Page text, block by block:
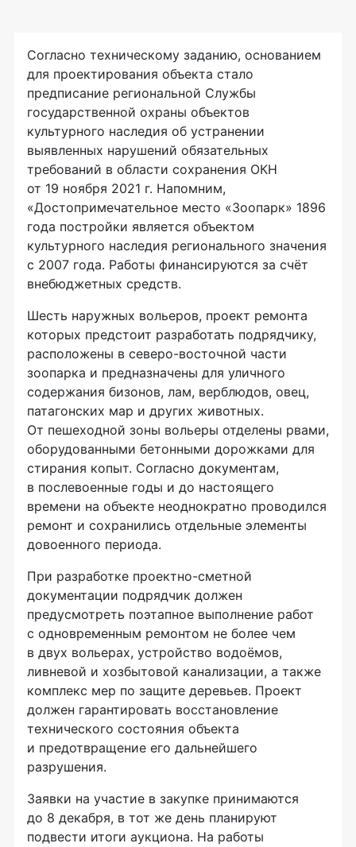
Согласно техническому заданию, основанием
для проектирования объекта стало
предписание региональной Службы
государственной охраны объектов
культурного наследия об устранении
выявленных нарушений обязательных
требований в области сохранения ОКН
от 19 ноября 2021 г. Напомним,
«Достопримечательное место «Зоопарк» 1896
года постройки является объектом
культурного наследия регионального значения
с 2007 года. Работы финансируются за счёт
внебюджетных средств.
Шесть наружных вольеров, проект ремонта
которых предстоит разработать подрядчику,
расположены в северо-восточной части
зоопарка и предназначены для уличного
содержания бизонов, лам, верблюдов, овец,
патагонских мар и других животных.
От пешеходной зоны вольеры отделены рвами,
оборудованными бетонными дорожками для
стирания копыт. Согласно документам,
в послевоенные годы и до настоящего
времени на объекте неоднократно проводился
ремонт и сохранились отдельные элементы
довоенного периода.
При разработке проектно-сметной
документации подрядчик должен
предусмотреть поэтапное выполнение работ
с одновременным ремонтом не более чем
в двух вольерах, устройство водоёмов,
ливневой и хозбытовой канализации, а также
комплекс мер по защите деревьев. Проект
должен гарантировать восстановление
технического состояния объекта
и предотвращение его дальнейшего
разрушения.
Заявки на участие в закупке принимаются
до 8 декабря, в тот же день планируют
подвести итоги аукциона. На работы